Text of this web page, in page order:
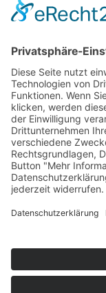
Ski-Wandern
Kampfsport
Leichtathletik
Ballett
Schwimmen
Racketsport
Dart
Basketball
© 2024 by TSV
Die